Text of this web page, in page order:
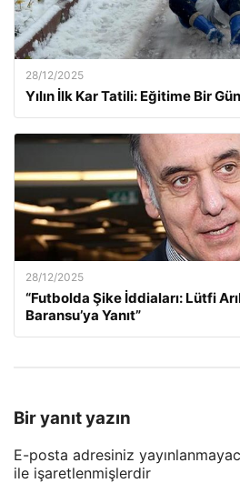
28/12/2025
Yılın İlk Kar Tatili: Eğitime Bir
28/12/2025
“Futbolda Şike İddiaları: Lütfi
Baransu’ya Yanıt”
Bir yanıt yazın
E-posta adresiniz
ile işaretlenmişlerdir